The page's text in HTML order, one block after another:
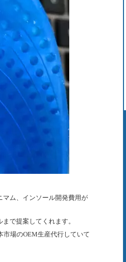
マム、インソール開発費用が
で提案してくれます。
場のOEM生産代行していて